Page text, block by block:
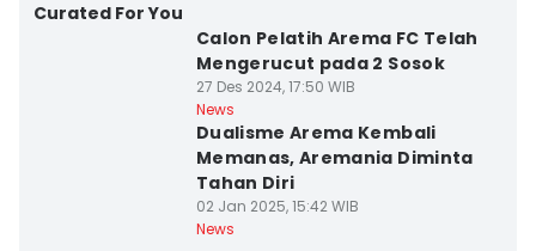
Curated For You
Calon Pelatih Arema FC Telah
Mengerucut pada 2 Sosok
27 Des 2024, 17:50 WIB
News
Dualisme Arema Kembali
Memanas, Aremania Diminta
Tahan Diri
02 Jan 2025, 15:42 WIB
News